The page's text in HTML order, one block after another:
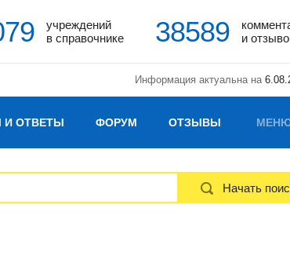
учреждений
в справочнике
38589
и
Информация актуальна на
И ОТВЕТЫ ФОРУМ ОТЗЫВЫ
Начать